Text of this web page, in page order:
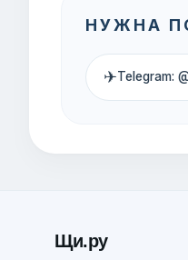
НУЖНА
✈Telegram:
Щи.ру